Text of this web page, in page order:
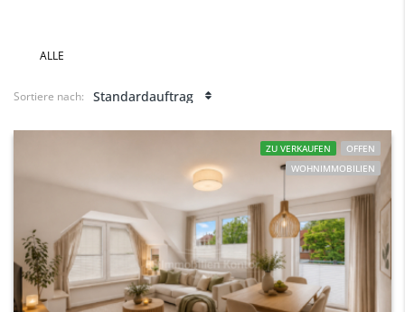
ALLE
Sortiere nach: Standardauftrag
ZU VERKAUFEN
OFFEN
WOHNIMMOBILIEN